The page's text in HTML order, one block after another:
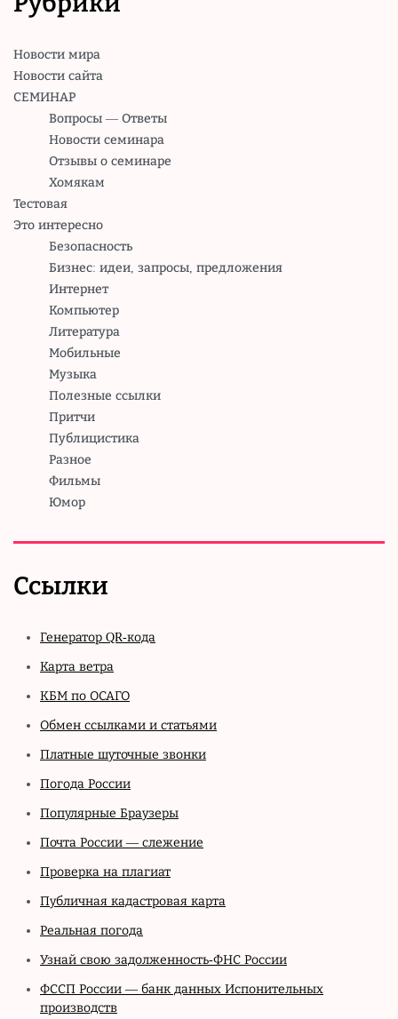
Новости мира
Новости сайта
СЕМИНАР
Вопросы — Ответы
Новости семинара
Отзывы о семинаре
Хомякам
Тестовая
Это интересно
Безопасность
Бизнес: идеи, запросы, предложения
Интернет
Компьютер
Литература
Мобильные
Музыка
Полезные ссылки
Притчи
Публицистика
Разное
Фильмы
Юмор
Ссылки
Генератор QR-кода
Карта ветра
КБМ по ОСАГО
Обмен ссылками и статьями
Платные шуточные звонки
Погода России
Популярные Браузеры
Почта России — слежение
Проверка на плагиат
Публичная кадастровая карта
Реальная погода
Узнай свою задолженность-ФНС России
ФССП России — банк данных Испонительных
производств